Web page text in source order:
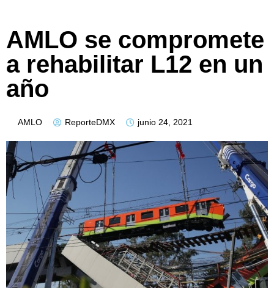
AMLO se compromete
a rehabilitar L12 en un
año
AMLO ReporteDMX junio 24, 2021